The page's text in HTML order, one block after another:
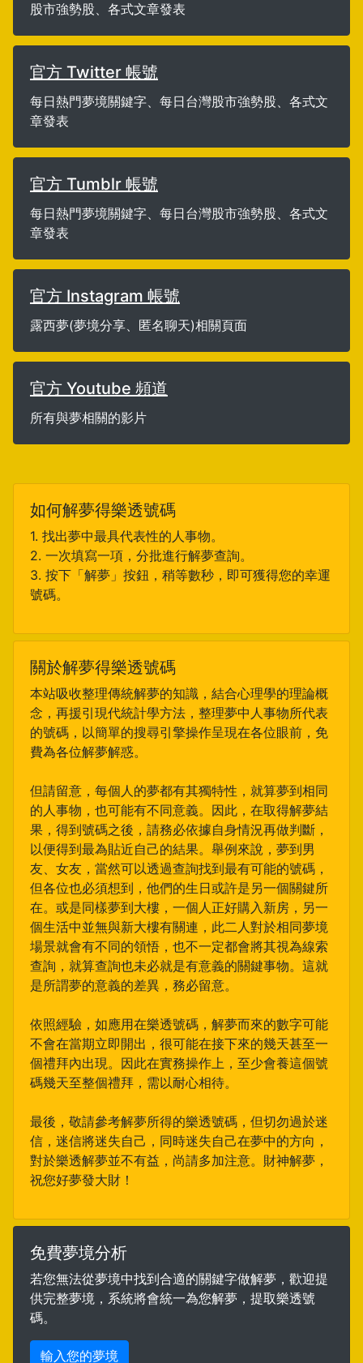
股市強勢股、各式文章發表
官方 Twitter 帳號
每日熱門夢境關鍵字、每日台灣股市強勢股、各式文
章發表
官方 Tumblr 帳號
每日熱門夢境關鍵字、每日台灣股市強勢股、各式文
章發表
官方 Instagram 帳號
露西夢(夢境分享、匿名聊天)相關頁面
官方 Youtube 頻道
所有與夢相關的影片
如何解夢得樂透號碼
1. 找出夢中最具代表性的人事物。
2. 一次填寫一項，分批進行解夢查詢。
3. 按下「解夢」按鈕，稍等數秒，即可獲得您的幸運
號碼。
關於解夢得樂透號碼
本站吸收整理傳統解夢的知識，結合心理學的理論概
念，再援引現代統計學方法，整理夢中人事物所代表
的號碼，以簡單的搜尋引擎操作呈現在各位眼前，免
費為各位解夢解惑。
但請留意，每個人的夢都有其獨特性，就算夢到相同
的人事物，也可能有不同意義。因此，在取得解夢結
果，得到號碼之後，請務必依據自身情況再做判斷，
以便得到最為貼近自己的結果。舉例來說，夢到男
友、女友，當然可以透過查詢找到最有可能的號碼，
但各位也必須想到，他們的生日或許是另一個關鍵所
在。或是同樣夢到大樓，一個人正好購入新房，另一
個生活中並無與新大樓有關連，此二人對於相同夢境
場景就會有不同的領悟，也不一定都會將其視為線索
查詢，就算查詢也未必就是有意義的關鍵事物。這就
是所謂夢的意義的差異，務必留意。
依照經驗，如應用在樂透號碼，解夢而來的數字可能
不會在當期立即開出，很可能在接下來的幾天甚至一
個禮拜內出現。因此在實務操作上，至少會養這個號
碼幾天至整個禮拜，需以耐心相待。
最後，敬請參考解夢所得的樂透號碼，但切勿過於迷
信，迷信將迷失自己，同時迷失自己在夢中的方向，
對於樂透解夢並不有益，尚請多加注意。財神解夢，
祝您好夢發大財！
免費夢境分析
若您無法從夢境中找到合適的關鍵字做解夢，歡迎提
供完整夢境，系統將會統一為您解夢，提取樂透號
碼。
輸入您的夢境